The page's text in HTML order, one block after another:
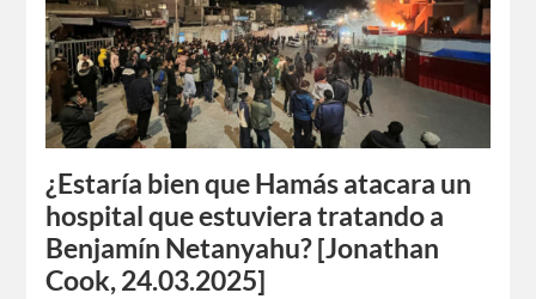
¿Estaría bien que Hamás atacara un
hospital que estuviera tratando a
Benjamín Netanyahu? [Jonathan
Cook, 24.03.2025]